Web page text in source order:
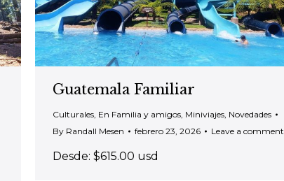
Guatemala Familiar
Culturales En Familia y amigos Miniviajes Novedades
By Randall Mesen febrero 23, 2026 Leave a comment
Desde: $615.00 usd